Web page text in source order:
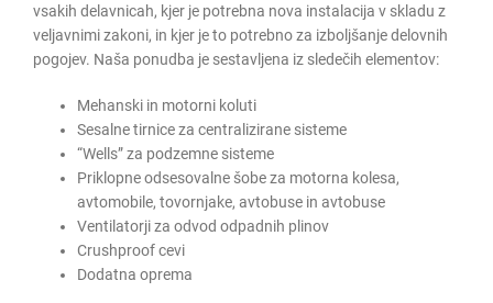
vsakih delavnicah, kjer je potrebna nova instalacija v skladu z
veljavnimi zakoni, in kjer je to potrebno za izboljšanje delovnih
pogojev. Naša ponudba je sestavljena iz sledečih elementov:
Mehanski in motorni koluti
Sesalne tirnice za centralizirane sisteme
“Wells” za podzemne sisteme
Priklopne odsesovalne šobe za motorna kolesa,
avtomobile, tovornjake, avtobuse in avtobuse
Ventilatorji za odvod odpadnih plinov
Crushproof cevi
Dodatna oprema